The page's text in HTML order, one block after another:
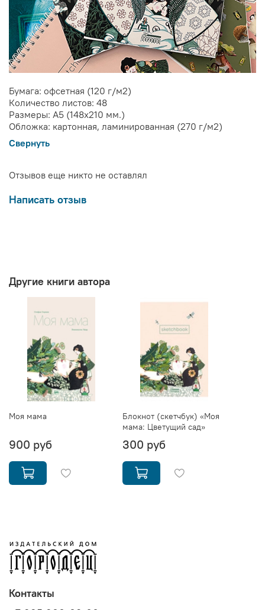
Бумага: офсетная (120 г/м2)
Количество листов: 48
Размеры: А5 (148х210 мм.)
Обложка: картонная, ламинированная (270 г/м2)
Свернуть
Отзывов еще никто не оставлял
Написать отзыв
Другие книги автора
Моя мама
900 руб
Блокнот (скетчбук) «Моя
мама: Цветущий сад»
300 руб
Контакты